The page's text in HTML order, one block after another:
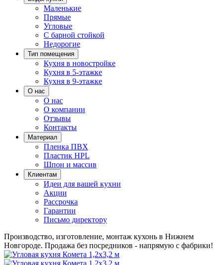
Маленькие
Прямые
Угловые
С барной стойкой
Недорогие
Тип помещения
Кухня в новостройке
Кухня в 5-этажке
Кухня в 9-этажке
О нас
О нас
О компании
Отзывы
Контакты
Материал
Пленка ПВХ
Пластик HPL
Шпон и массив
Клиентам
Идеи для вашей кухни
Акции
Рассрочка
Гарантии
Письмо директору
Производство, изготовление, монтаж кухонь в Нижнем
Новгороде. Продажа без посредников - напрямую с фабрики!